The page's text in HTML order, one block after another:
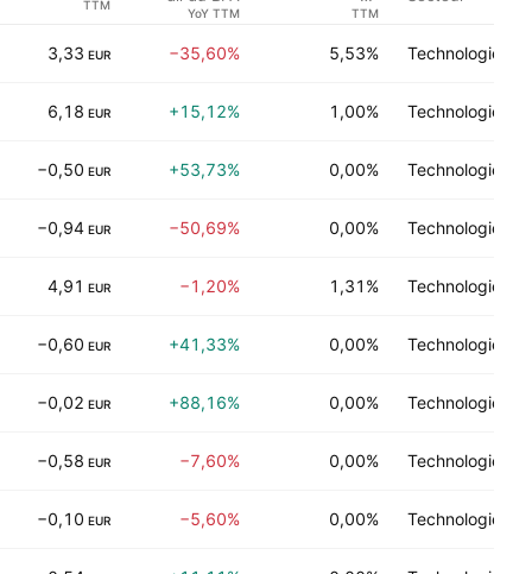
TTM
YoY TTM
Dividende %
TTM
3,33 EUR −35,60% 5,53% Technologie de
6,18 EUR +15,12% 1,00% Technologie de
−0,50 EUR +53,73% 0,00% Technologie de
−0,94 EUR −50,69% 0,00% Technologie de
4,91 EUR −1,20% 1,31% Technologie de
−0,60 EUR +41,33% 0,00% Technologie de
−0,02 EUR +88,16% 0,00% Technologie de
−0,58 EUR −7,60% 0,00% Technologie de
−0,10 EUR −5,60% 0,00% Technologie de